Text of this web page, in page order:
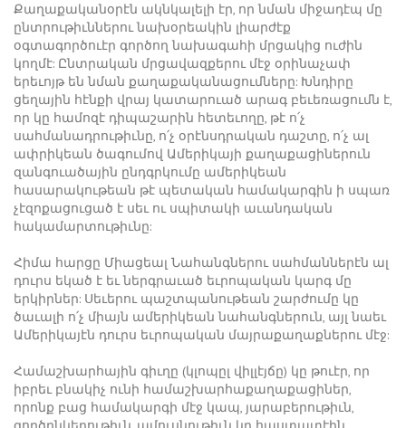
Քաղաքականօրէն ակնկալելի էր, որ նման միջադէպ մը
ընտրութիւններու նախօրեակին լիարժէք
օգտագործուէր գործող նախագահի մրցակից ուժին
կողմէ: Ընտրական մրցավազքերու մէջ օրինաչափ
երեւոյթ են նման քաղաքականացումները: Խնդիրը
ցեղային հէնքի վրայ կատարուած արագ բեւեռացումն է,
որ կը համոզէ դիպաշարին հետեւողը, թէ ո՛չ
սահմանադրութիւնը, ո՛չ օրէնսդրական դաշտը, ո՛չ ալ
ափրիկեան ծագումով Ամերիկայի քաղաքացիներուն
զանգուածային ընդգրկումը ամերիկեան
հասարակութեան թէ պետական համակարգին ի սպառ
չէզոքացուցած է սեւ ու սպիտակի աւանդական
հակամարտութիւնը:
Հիմա հարցը Միացեալ Նահանգներու սահմաններէն ալ
դուրս եկած է եւ ներգրաւած եւրոպական կարգ մը
երկիրներ: Սեւերու պաշտպանութեան շարժումը կը
ծաւալի ո՛չ միայն ամերիկեան նահանգներուն, այլ նաեւ
Ամերիկայէն դուրս եւրոպական մայրաքաղաքներու մէջ:
Համաշխարհային գիւղը (կլոպըլ վիլլէյճը) կը թուէր, որ
իբրեւ բնակիչ ունի համաշխարհաքաղաքացիներ,
որոնք բաց համակարգի մէջ կապ, յարաբերութիւն,